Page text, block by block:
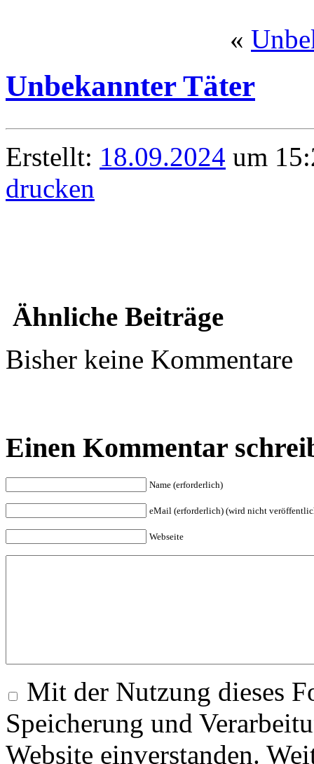
«
Unbekannter Täter
Erstellt: 18.09.2024 um
drucken
Ähnliche Beiträge
Bisher keine Kommentare
Einen Kommentar
Name (erforderlich)
eMail (erforderlich) (wird nicht
Webseite
Mit der Nutzung dieses
Speicherung und
Website einverstanden.